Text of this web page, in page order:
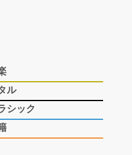
ル
シック